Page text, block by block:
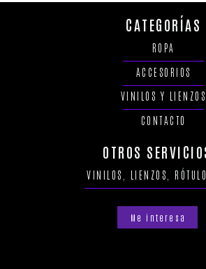
CATEGORÍAS
ROPA
ACCESORIOS
VINILOS Y LIENZOS
CONTACTO
OTROS
VINILOS, LIENZOS,
Me interesa